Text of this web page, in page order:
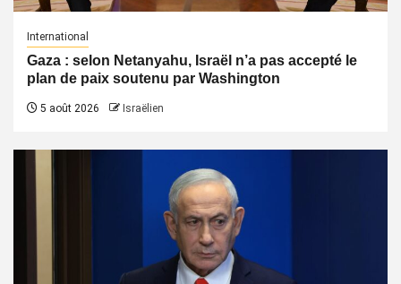
International
Gaza : selon Netanyahu, Israël n’a pas accepté le
plan de paix soutenu par Washington
5 août 2026 Israëlien